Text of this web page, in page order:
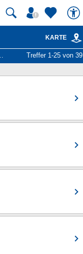
KARTE
Treffer 1-25 von 39